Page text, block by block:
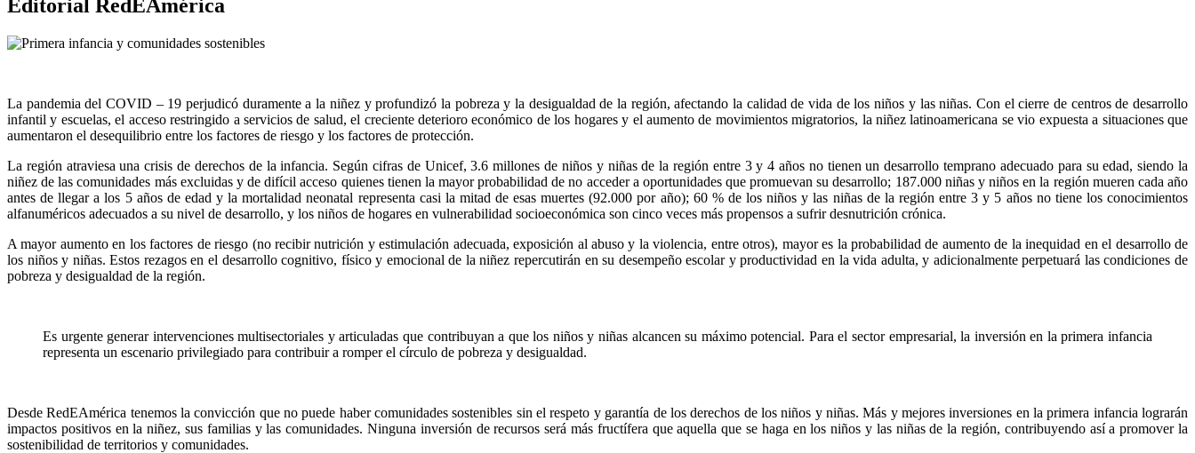
Editorial RedEAmérica
La pandemia del COVID – 19 perjudicó duramente a la niñez y profundizó la pobreza y la desigualdad de la región, afectando la calidad de vida de los niños y las niñas. Con el cierre de centros de desarrollo
infantil y escuelas, el acceso restringido a servicios de salud, el creciente deterioro económico de los hogares y el aumento de movimientos migratorios, la niñez latinoamericana se vio expuesta a situaciones que
aumentaron el desequilibrio entre los factores de riesgo y los factores de protección.
La región atraviesa una crisis de derechos de la infancia. Según cifras de Unicef, 3.6 millones de niños y niñas de la región entre 3 y 4 años no tienen un desarrollo temprano adecuado para su edad, siendo la
niñez de las comunidades más excluidas y de difícil acceso quienes tienen la mayor probabilidad de no acceder a oportunidades que promuevan su desarrollo; 187.000 niñas y niños en la región mueren cada año
antes de llegar a los 5 años de edad y la mortalidad neonatal representa casi la mitad de esas muertes (92.000 por año); 60 % de los niños y las niñas de la región entre 3 y 5 años no tiene los conocimientos
alfanuméricos adecuados a su nivel de desarrollo, y los niños de hogares en vulnerabilidad socioeconómica son cinco veces más propensos a sufrir desnutrición crónica.
A mayor aumento en los factores de riesgo (no recibir nutrición y estimulación adecuada, exposición al abuso y la violencia, entre otros), mayor es la probabilidad de aumento de la inequidad en el desarrollo de
los niños y niñas. Estos rezagos en el desarrollo cognitivo, físico y emocional de la niñez repercutirán en su desempeño escolar y productividad en la vida adulta, y adicionalmente perpetuará las condiciones de
pobreza y desigualdad de la región.
Es urgente generar intervenciones multisectoriales y articuladas que contribuyan a que los niños y niñas alcancen su máximo potencial. Para el sector empresarial, la inversión en la primera infancia
representa un escenario privilegiado para contribuir a romper el círculo de pobreza y desigualdad.
Desde RedEAmérica tenemos la convicción que no puede haber comunidades sostenibles sin el respeto y garantía de los derechos de los niños y niñas. Más y mejores inversiones en la primera infancia lograrán
impactos positivos en la niñez, sus familias y las comunidades. Ninguna inversión de recursos será más fructífera que aquella que se haga en los niños y las niñas de la región, contribuyendo así a promover la
sostenibilidad de territorios y comunidades.